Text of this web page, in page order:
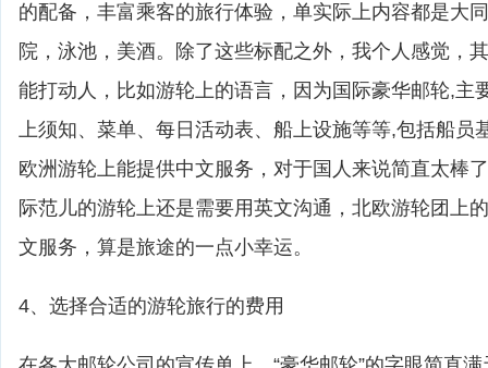
的配备，丰富乘客的旅行体验，单实际上内容都是大
院，泳池，美酒。除了这些标配之外，我个人感觉，
能打动人，比如游轮上的语言，因为国际豪华邮轮,主
上须知、菜单、每日活动表、船上设施等等,包括船员
欧洲游轮上能提供中文服务，对于国人来说简直太棒
际范儿的游轮上还是需要用英文沟通，北欧游轮团上
文服务，算是旅途的一点小幸运。
4、选择合适的游轮旅行的费用